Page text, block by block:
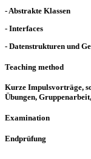
- Abstrakte Klassen
- Interfaces
- Datenstrukturen und
Teaching method
Kurze Impulsvorträge,
Übungen,
Examination
Endprüfung